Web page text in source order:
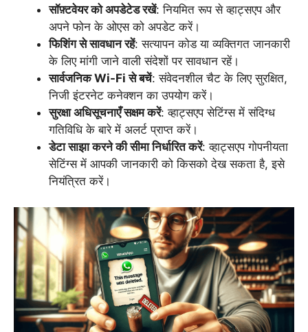
सॉफ़्टवेयर को अपडेटेड रखें: नियमित रूप से व्हाट्सएप और
अपने फोन के ओएस को अपडेट करें।
फिशिंग से सावधान रहें: सत्यापन कोड या व्यक्तिगत जानकारी
के लिए मांगी जाने वाली संदेशों पर सावधान रहें।
सार्वजनिक Wi-Fi से बचें: संवेदनशील चैट के लिए सुरक्षित,
निजी इंटरनेट कनेक्शन का उपयोग करें।
सुरक्षा अधिसूचनाएँ सक्षम करें: व्हाट्सएप सेटिंग्स में संदिग्ध
गतिविधि के बारे में अलर्ट प्राप्त करें।
डेटा साझा करने की सीमा निर्धारित करें: व्हाट्सएप गोपनीयता
सेटिंग्स में आपकी जानकारी को किसको देख सकता है, इसे
नियंत्रित करें।